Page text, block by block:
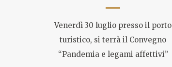
Venerdì 30 luglio presso il porto
turistico, si terrà il Convegno
“Pandemia e legami affettivi”